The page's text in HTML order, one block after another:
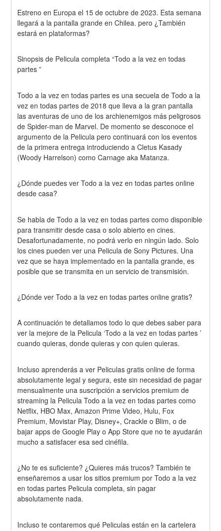
Estreno en Europa el 15 de octubre de 2023. Esta semana
llegará a la pantalla grande en Chilea. pero ¿También
estará en plataformas?
Sinopsis de Pelicula completa “Todo a la vez en todas
partes ”
Todo a la vez en todas partes es una secuela de Todo a la
vez en todas partes de 2018 que lleva a la gran pantalla
las aventuras de uno de los archienemigos más peligrosos
de Spider-man de Marvel. De momento se desconoce el
argumento de la Pelicula pero continuará con los eventos
de la primera entrega introduciendo a Cletus Kasady
(Woody Harrelson) como Carnage aka Matanza.
¿Dónde puedes ver Todo a la vez en todas partes online
desde casa?
Se habla de Todo a la vez en todas partes como disponible
para transmitir desde casa o solo abierto en cines.
Desafortunadamente, no podrá verlo en ningún lado. Solo
los cines pueden ver una Pelicula de Sony Pictures. Una
vez que se haya implementado en la pantalla grande, es
posible que se transmita en un servicio de transmisión.
¿Dónde ver Todo a la vez en todas partes online gratis?
A continuación te detallamos todo lo que debes saber para
ver la mejore de la Pelicula ‘Todo a la vez en todas partes ’
cuando quieras, donde quieras y con quien quieras.
Incluso aprenderás a ver Peliculas gratis online de forma
absolutamente legal y segura, este sin necesidad de pagar
mensualmente una suscripción a servicios premium de
streaming la Pelicula Todo a la vez en todas partes como
Netflix, HBO Max, Amazon Prime Video, Hulu, Fox
Premium, Movistar Play, Disney+, Crackle o Blim, o de
bajar apps de Google Play o App Store que no te ayudarán
mucho a satisfacer esa sed cinéfila.
¿No te es suficiente? ¿Quieres más trucos? También te
enseñaremos a usar los sitios premium por Todo a la vez
en todas partes Pelicula completa, sin pagar
absolutamente nada.
Incluso te contaremos qué Peliculas están en la cartelera